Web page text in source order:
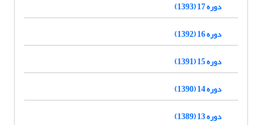
دوره 17 (1393)
دوره 16 (1392)
دوره 15 (1391)
دوره 14 (1390)
دوره 13 (1389)